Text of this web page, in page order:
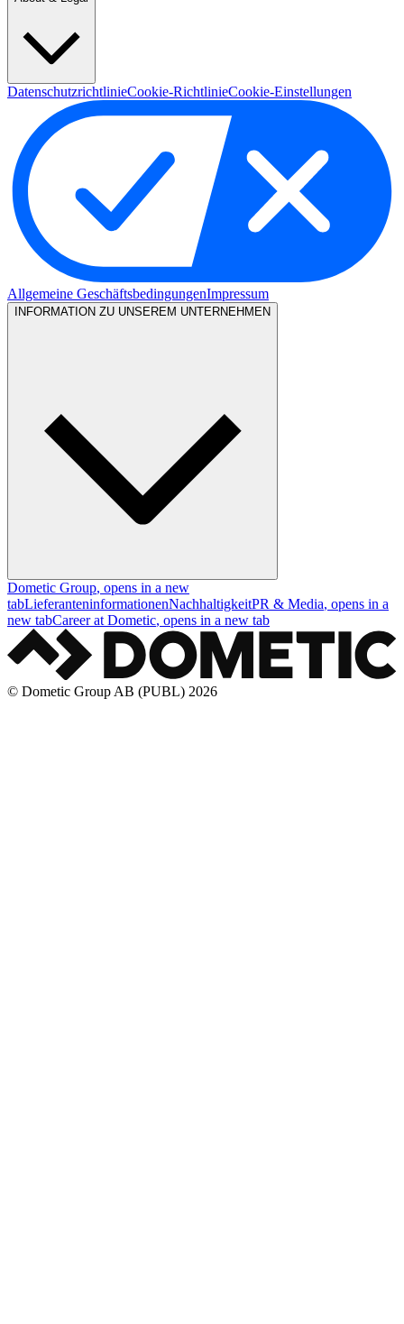
DatenschutzrichtlinieCookie-RichtlinieCookie-Einstellungen
Allgemeine GeschäftsbedingungenImpressum
INFORMATION ZU UNSEREM UNTERNEHMEN
Dometic Group, opens in a new
tabLieferanteninformationenNachhaltigkeitPR & Media, opens in a
new tabCareer at Dometic, opens in a new tab
© Dometic Group AB (PUBL) 2026